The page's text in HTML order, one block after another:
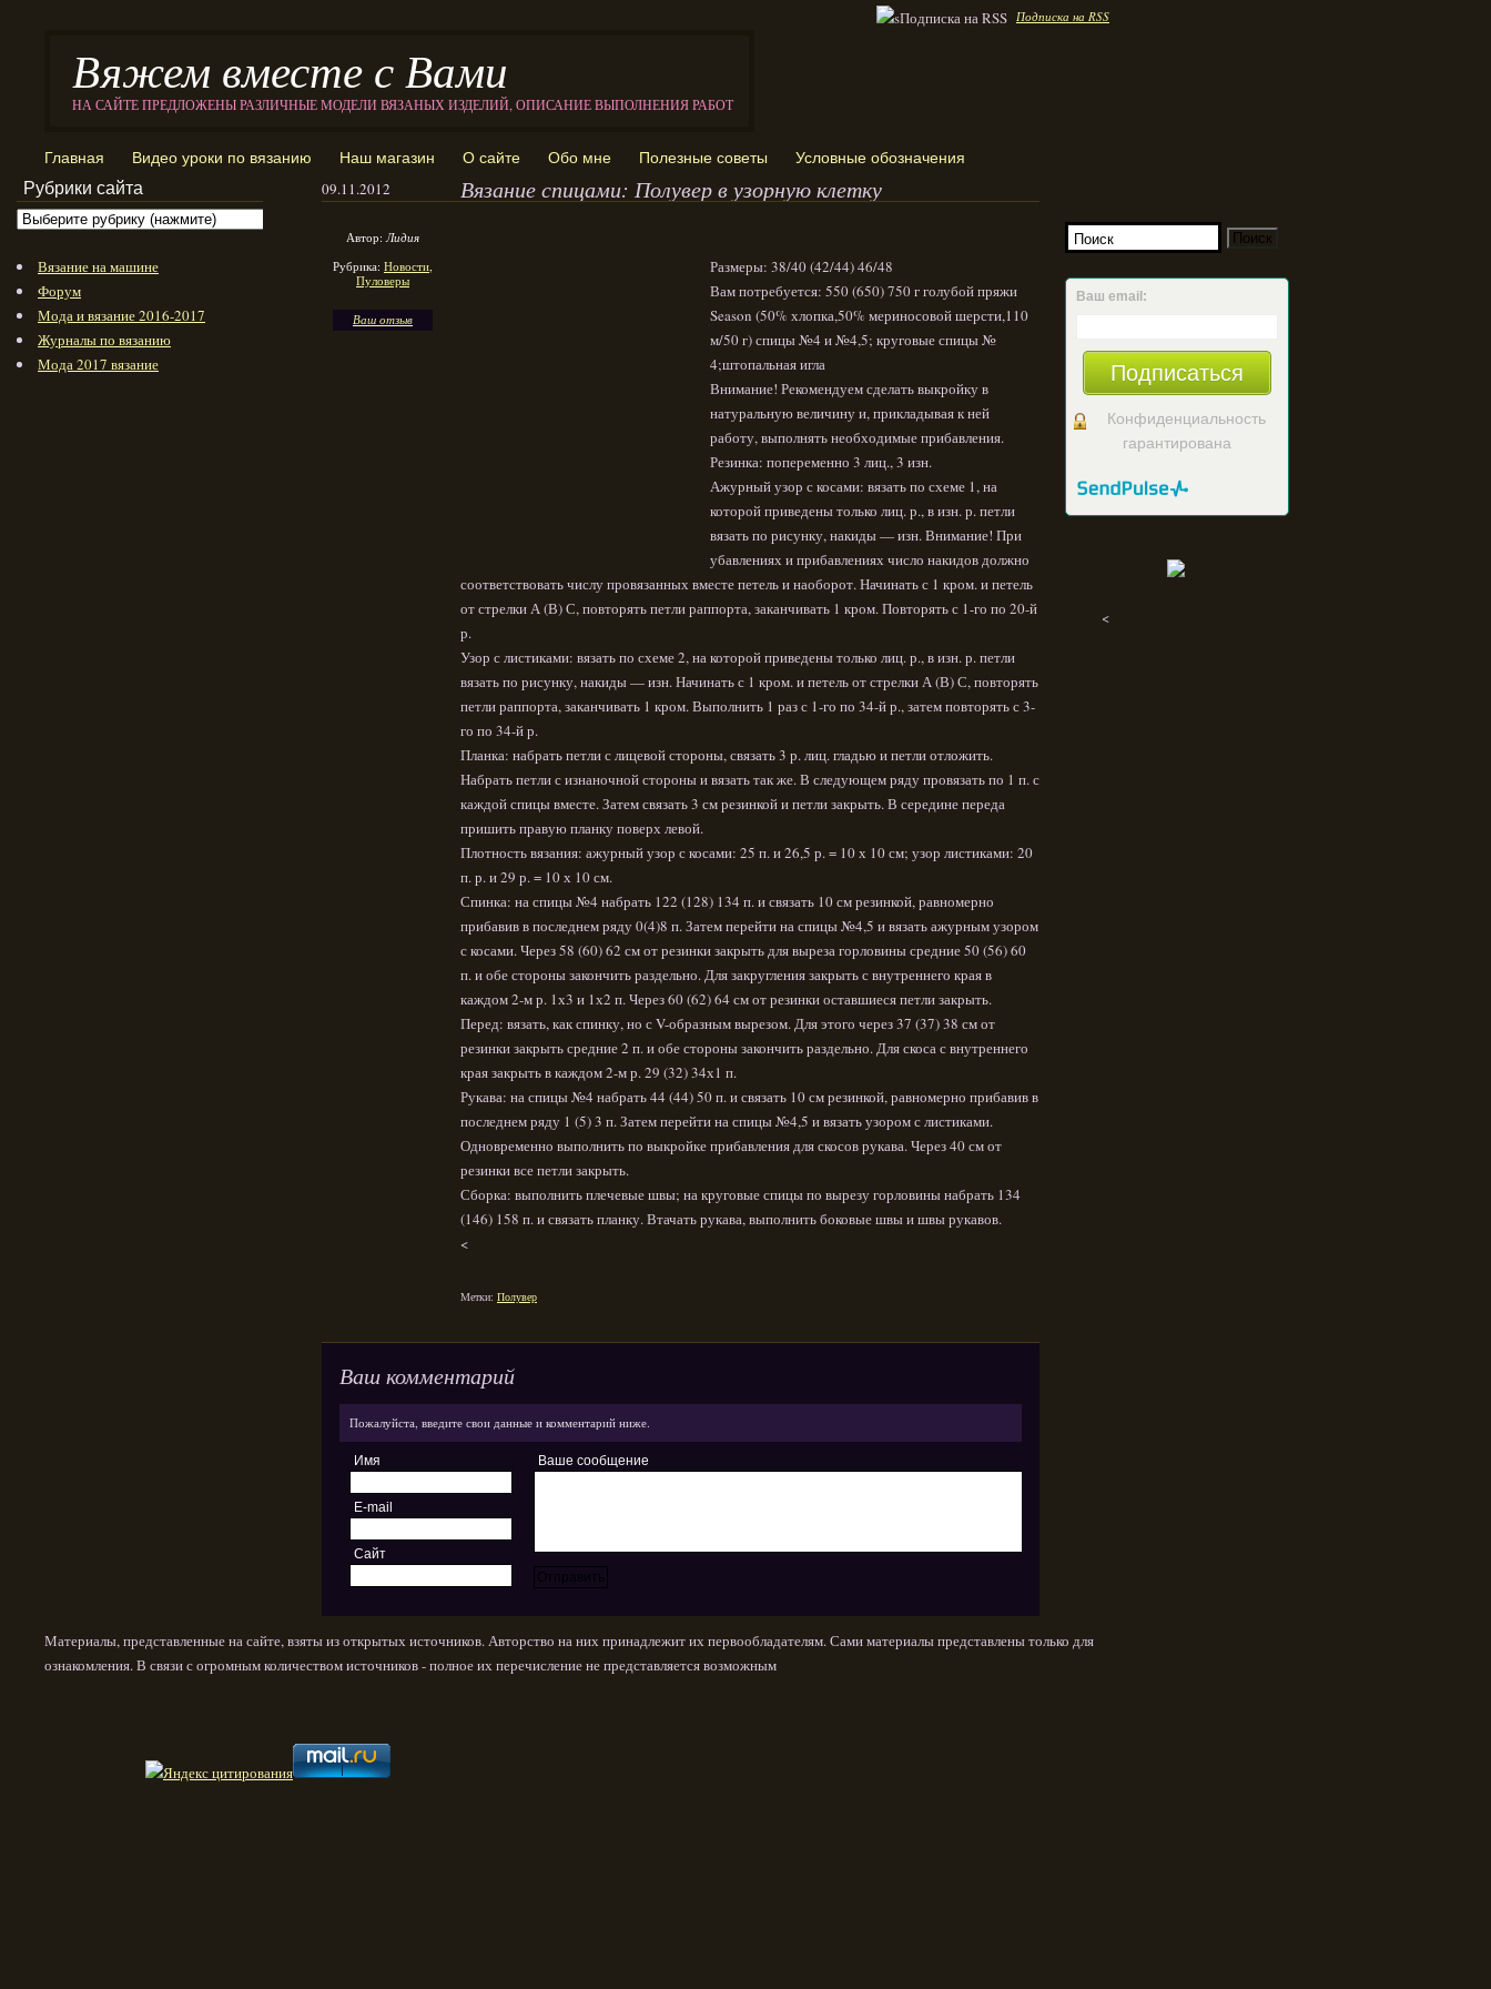
Подписка на RSS
Вяжем вместе с Вами
НА САЙТЕ ПРЕДЛОЖЕНЫ РАЗЛИЧНЫЕ МОДЕЛИ ВЯЗАНЫХ ИЗДЕЛИЙ, ОПИСАНИЕ ВЫПОЛНЕНИЯ РАБОТ
Главная Видео уроки по вязанию Наш магазин О сайте Обо мне Полезные советы Условные обозначения
09.11.2012 Вязание спицами: Полувер в узорную клетку
Автор:Лидия
Рубрика: Новости,
Пуловеры
Ваш отзыв
Размеры: 38/40 (42/44) 46/48
Вам потребуется: 550 (650) 750 г голубой пряжи
Season (50% хлопка,50% мериносовой шерсти,110
м/50 г) спицы №4 и №4,5; круговые спицы №
4;штопальная игла
Внимание! Рекомендуем сделать выкройку в
натуральную величину и, прикладывая к ней
работу, выполнять необходимые прибавления.
Резинка: попеременно 3 лиц., 3 изн.
Ажурный узор с косами: вязать по схеме 1, на
которой приведены только лиц. р., в изн. р. петли
вязать по рисунку, накиды — изн. Внимание! При
убавлениях и прибавлениях число накидов должно
соответствовать числу провязанных вместе петель и наоборот. Начинать с 1 кром. и петель
от стрелки А (В) С, повторять петли раппорта, заканчивать 1 кром. Повторять с 1-го по 20-й
р.
Узор с листиками: вязать по схеме 2, на которой приведены только лиц. р., в изн. р. петли
вязать по рисунку, накиды — изн. Начинать с 1 кром. и петель от стрелки А (В) С, повторять
петли раппорта, заканчивать 1 кром. Выполнить 1 раз с 1-го по 34-й р., затем повторять с 3-
го по 34-й р.
Планка: набрать петли с лицевой стороны, связать 3 р. лиц. гладью и петли отложить.
Набрать петли с изнаночной стороны и вязать так же. В следующем ряду провязать по 1 п. с
каждой спицы вместе. Затем связать 3 см резинкой и петли закрыть. В середине переда
пришить правую планку поверх левой.
Плотность вязания: ажурный узор с косами: 25 п. и 26,5 р. = 10 х 10 см; узор листиками: 20
п. р. и 29 р. = 10 х 10 см.
Спинка: на спицы №4 набрать 122 (128) 134 п. и связать 10 см резинкой, равномерно
прибавив в последнем ряду 0(4)8 п. Затем перейти на спицы №4,5 и вязать ажурным узором
с косами. Через 58 (60) 62 см от резинки закрыть для выреза горловины средние 50 (56) 60
п. и обе стороны закончить раздельно. Для закругления закрыть с внутреннего края в
каждом 2-м р. 1х3 и 1х2 п. Через 60 (62) 64 см от резинки оставшиеся петли закрыть.
Перед: вязать, как спинку, но с V-образным вырезом. Для этого через 37 (37) 38 см от
резинки закрыть средние 2 п. и обе стороны закончить раздельно. Для скоса с внутреннего
края закрыть в каждом 2-м р. 29 (32) 34х1 п.
Рукава: на спицы №4 набрать 44 (44) 50 п. и связать 10 см резинкой, равномерно прибавив в
последнем ряду 1 (5) 3 п. Затем перейти на спицы №4,5 и вязать узором с листиками.
Одновременно выполнить по выкройке прибавления для скосов рукава. Через 40 см от
резинки все петли закрыть.
Сборка: выполнить плечевые швы; на круговые спицы по вырезу горловины набрать 134
(146) 158 п. и связать планку. Втачать рукава, выполнить боковые швы и швы рукавов.
<
Метки: Полувер
Ваш комментарий
Пожалуйста, введите свои данные и комментарий ниже.
Имя
E-mail
Сайт
Ваше сообщение
Ваш email:
Подписаться
Конфиденциальность
гарантирована
<
Рубрики сайта
Вязание на машине
Форум
Мода и вязание 2016-2017
Журналы по вязанию
Мода 2017 вязание
Материалы, представленные на сайте, взяты из открытых источников. Авторство на них принадлежит их первообладателям. Сами материалы представлены только для
ознакомления. В связи с огромным количеством источников - полное их перечисление не представляется возможным